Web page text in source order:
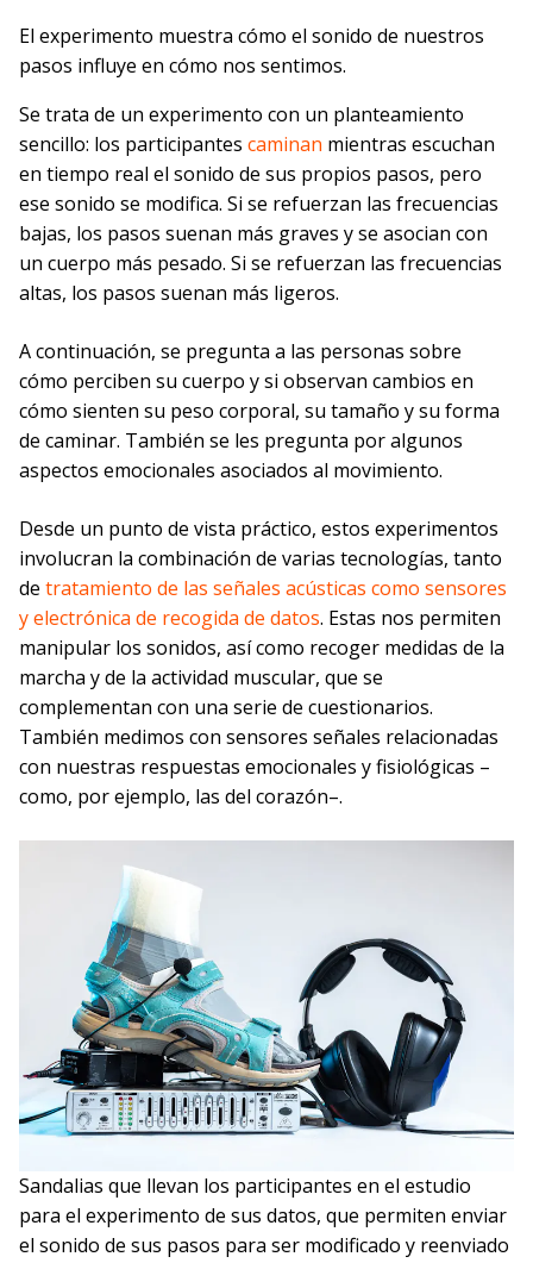
El experimento muestra cómo el sonido de nuestros
pasos influye en cómo nos sentimos.
Se trata de un experimento con un planteamiento
sencillo: los participantes caminan mientras escuchan
en tiempo real el sonido de sus propios pasos, pero
ese sonido se modifica. Si se refuerzan las frecuencias
bajas, los pasos suenan más graves y se asocian con
un cuerpo más pesado. Si se refuerzan las frecuencias
altas, los pasos suenan más ligeros.
A continuación, se pregunta a las personas sobre
cómo perciben su cuerpo y si observan cambios en
cómo sienten su peso corporal, su tamaño y su forma
de caminar. También se les pregunta por algunos
aspectos emocionales asociados al movimiento.
Desde un punto de vista práctico, estos experimentos
involucran la combinación de varias tecnologías, tanto
de tratamiento de las señales acústicas como sensores
y electrónica de recogida de datos. Estas nos permiten
manipular los sonidos, así como recoger medidas de la
marcha y de la actividad muscular, que se
complementan con una serie de cuestionarios.
También medimos con sensores señales relacionadas
con nuestras respuestas emocionales y fisiológicas –
como, por ejemplo, las del corazón–.
Sandalias que llevan los participantes en el estudio
para el experimento de sus datos, que permiten enviar
el sonido de sus pasos para ser modificado y reenviado